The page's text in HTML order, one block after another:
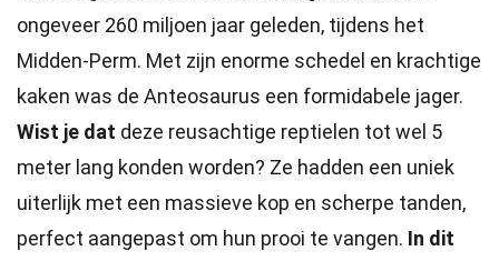
ongeveer 260 miljoen jaar geleden, tijdens het
Midden-Perm. Met zijn enorme schedel en krachtige
kaken was de Anteosaurus een formidabele jager.
Wist je dat deze reusachtige reptielen tot wel 5
meter lang konden worden? Ze hadden een uniek
uiterlijk met een massieve kop en scherpe tanden,
perfect aangepast om hun prooi te vangen. In dit